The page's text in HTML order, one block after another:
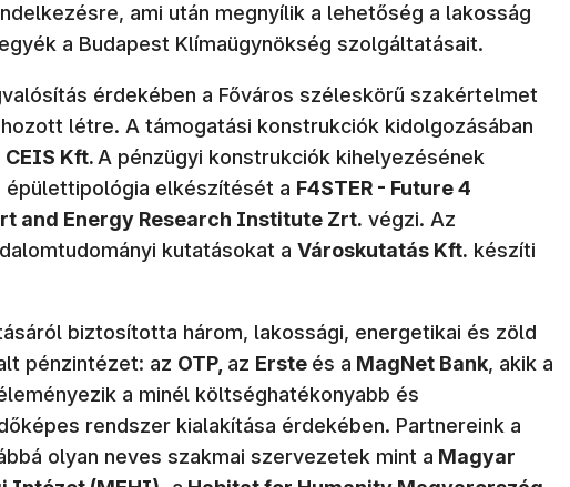
ami után megnyílik a lehetőség a lakosság
a Budapest Klímaügynökség szolgáltatásait.
érdekében a Főváros széleskörű szakértelmet
létre. A támogatási konstrukciók kidolgozásában
CEIS Kft. A pénzügyi konstrukciók kihelyezésének
elkészítését a F4STER - Future 4
and Energy Research Institute Zrt. végzi. Az
kutatásokat a Városkutatás Kft. készíti
biztosította három, lakossági, energetikai és zöld
pénzintézet: az OTP, az Erste és a MagNet Bank, akik a
a minél költséghatékonyabb és
rendszer kialakítása érdekében. Partnereink a
olyan neves szakmai szervezetek mint a Magyar